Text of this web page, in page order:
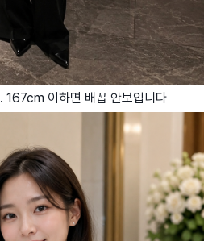
167cm 이하면 배꼽 안보입니다